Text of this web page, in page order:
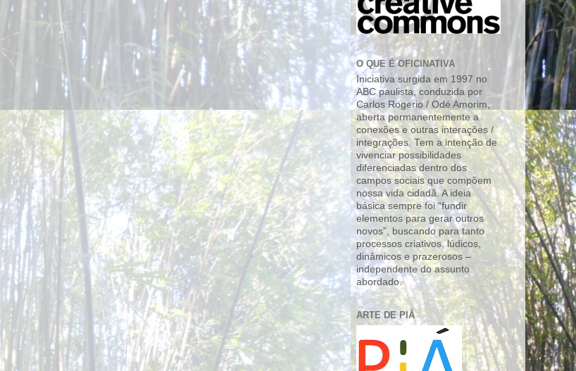
O QUE É OFICINATIVA
Iniciativa surgida em 1997 no
ABC paulista, conduzida por
Carlos Rogerio / Odé Amorim,
aberta permanentemente a
conexões e outras interações /
integrações. Tem a intenção de
vivenciar possibilidades
diferenciadas dentro dos
campos sociais que compõem
nossa vida cidadã. A ideia
básica sempre foi “fundir
elementos para gerar outros
novos”, buscando para tanto
processos criativos, lúdicos,
dinâmicos e prazerosos –
independente do assunto
abordado.
ARTE DE PIÁ